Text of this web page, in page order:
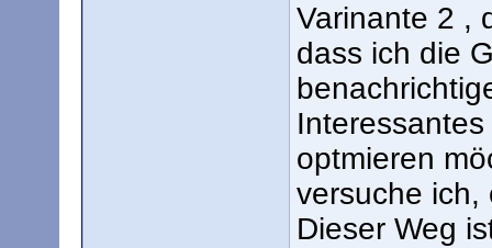
Varinante 2 ,
dass ich die
optmieren
versuche ich,
Dieser Weg